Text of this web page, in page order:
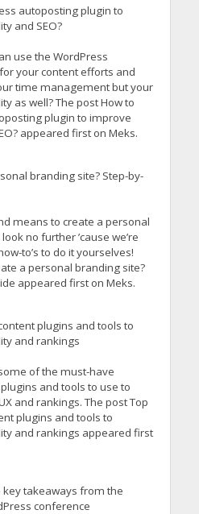
autoposting plugin to
and SEO?
use the WordPress
your content efforts and
time management but your
as well? The post How to
plugin to improve
appeared first on Meks.
branding site? Step-by-
means to create a personal
no further ’cause we’re
to’s to do it yourselves!
a personal branding site?
appeared first on Meks.
plugins and tools to
and rankings
of the must-have
and tools to use to
and rankings. The post Top
plugins and tools to
and rankings appeared first
key takeaways from the
conference